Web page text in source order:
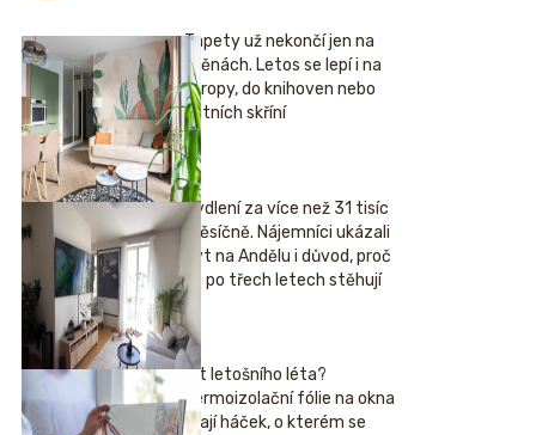
Tapety už nekončí jen na
stěnách. Letos se lepí i na
stropy, do knihoven nebo
šatních skříní
Bydlení za více než 31 tisíc
měsíčně. Nájemníci ukázali
byt na Andělu i důvod, proč
se po třech letech stěhují
Hit letošního léta?
Termoizolační fólie na okna
mají háček, o kterém se